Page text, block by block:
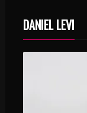
DANIEL LEVI